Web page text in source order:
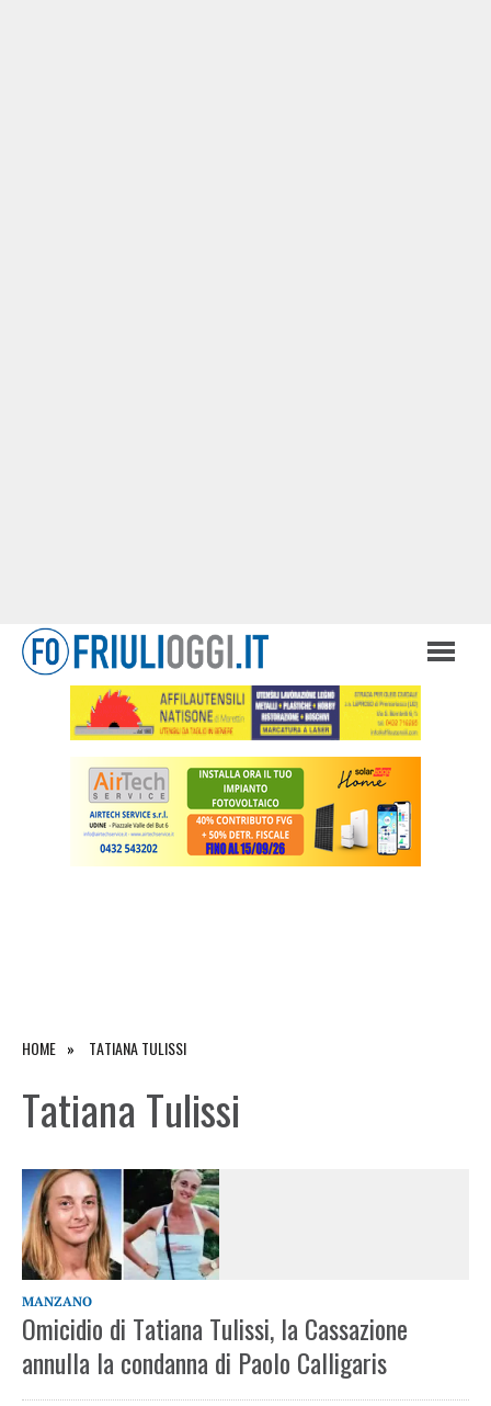
HOME TATIANA TULISSI
Tatiana Tulissi
MANZANO
Omicidio di Tatiana Tulissi, la Cassazione
annulla la condanna di Paolo Calligaris